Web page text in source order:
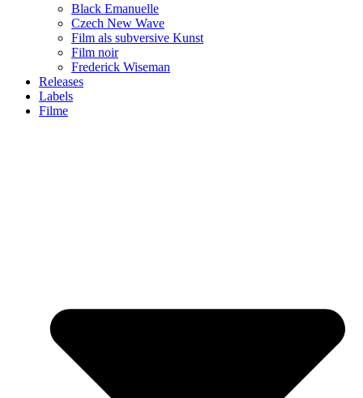
Black Emanuelle
Czech New Wave
Film als subversive Kunst
Film noir
Frederick Wiseman
Releases
Labels
Filme